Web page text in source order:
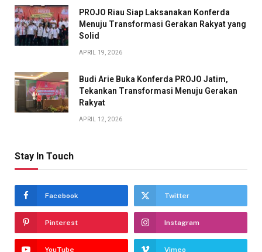
PROJO Riau Siap Laksanakan Konferda
Menuju Transformasi Gerakan Rakyat yang
Solid
APRIL 19, 2026
Budi Arie Buka Konferda PROJO Jatim,
Tekankan Transformasi Menuju Gerakan
Rakyat
APRIL 12, 2026
Stay In Touch
Facebook Twitter
Pinterest Instagram
YouTube Vimeo